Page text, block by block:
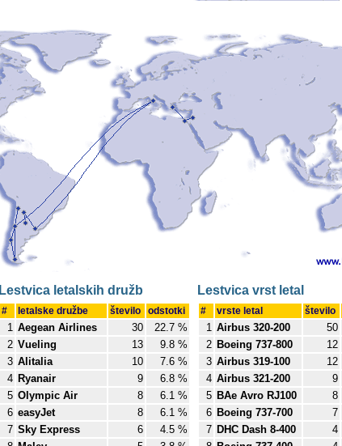
Lestvica letalskih družb
# letalske družbe število odstotki
1 Aegean Airlines 30
22.7 %
2 Vueling 13
9.8 %
3 Alitalia 10
7.6 %
4 Ryanair 9
6.8 %
5 Olympic Air 8
6.1 %
6 easyJet 8
6.1 %
7 Sky Express 6
4.5 %
Lestvica vrst letal
# vrste letal število
1 Airbus 320-200 50
2 Boeing 737-800 12
3 Airbus 319-100 12
4 Airbus 321-200 9
5 BAe Avro RJ100 8
6 Boeing 737-700 7
7 DHC Dash 8-400 4